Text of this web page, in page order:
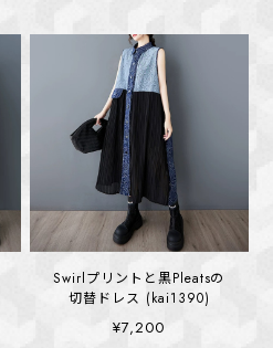
Swirlプリントと黒Pleatsの
切替ドレス (kai1390)
¥7,200